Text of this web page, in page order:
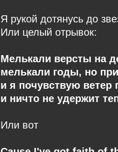
Я рукой дотянусь до
Или целый отрывок:
Мелькали версты на
мелькали годы, но
и я почувствую ветер
и ничто не удержит
Или вот